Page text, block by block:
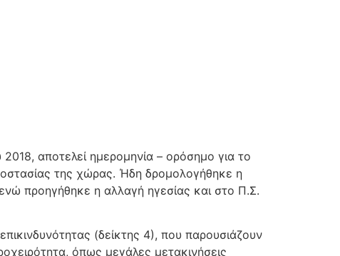
2018, αποτελεί ημερομηνία – ορόσημο για το
της χώρας. Ήδη δρομολογήθηκε η
προηγήθηκε η αλλαγή ηγεσίας και στο Π.Σ.
(δείκτης 4), που παρουσιάζουν
όπως μεγάλες μετακινήσεις